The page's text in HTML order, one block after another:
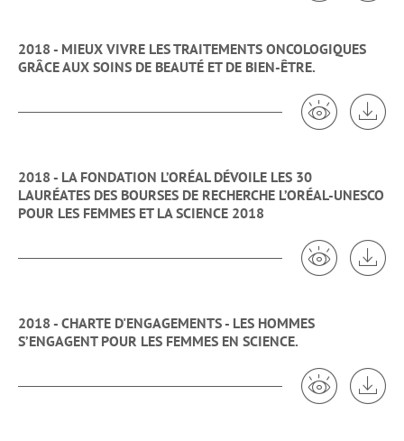
2018 - MIEUX VIVRE LES TRAITEMENTS ONCOLOGIQUES
GRÂCE AUX SOINS DE BEAUTÉ ET DE BIEN-ÊTRE.
Voir 2018 -
2018 - LA FONDATION L’ORÉAL DÉVOILE LES 30
LAURÉATES DES BOURSES DE RECHERCHE L’ORÉAL-UNESCO
POUR LES FEMMES ET LA SCIENCE 2018
Voir 2018 -
2018 - CHARTE D'ENGAGEMENTS - LES HOMMES
S’ENGAGENT POUR LES FEMMES EN SCIENCE.
Voir 2018 -